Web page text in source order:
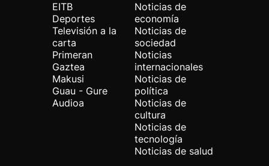
EITB
Deportes
Televisión a la
carta
Primeran
Gaztea
Makusi
Guau - Gure
Audioa
Noticias de
economía
Noticias de
sociedad
Noticias
internacionales
Noticias de
política
Noticias de
cultura
Noticias de
tecnología
Noticias de salud